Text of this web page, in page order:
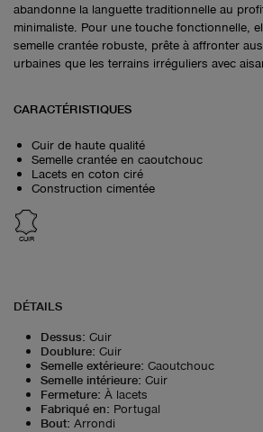
abandonne la languette traditionnelle au
minimaliste. Pour une touche fonctionnelle,
semelle crantée robuste, prête à affronter
urbaines que les terrains irréguliers avec
CARACTÉRISTIQUES
Cuir de haute qualité
Semelle crantée en caoutchouc
Lacets en coton ciré
Construction cimentée
CUIR
DÉTAILS
Dessus: Cuir
Doublure: Cuir
Semelle extérieure: Caoutchouc
Semelle intérieure: Cuir
Fermeture: À lacets
Fabriqué en: Portugal
Bout: Arrondi